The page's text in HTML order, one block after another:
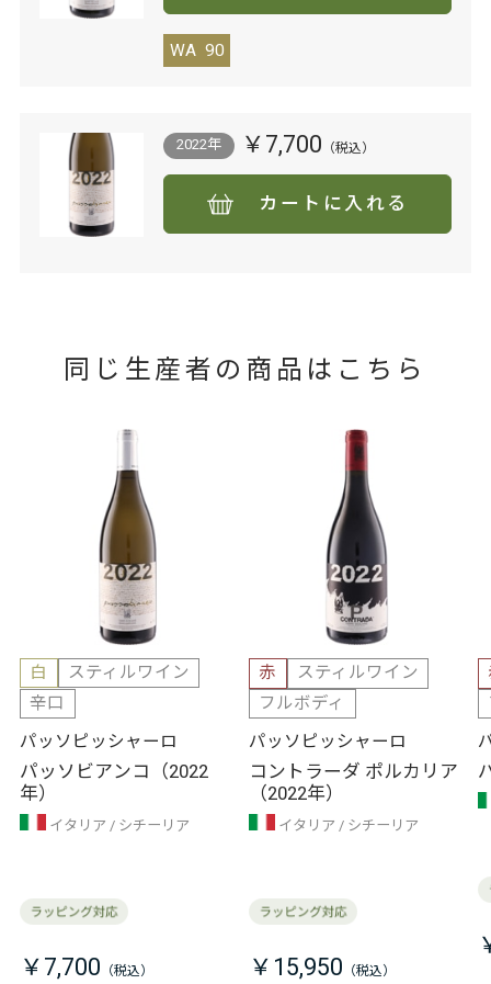
WA 90
2022年 ￥7,700
カートに入れる
同じ生産者の商品はこちら
白
スティルワイン
辛口
パッソピッシャーロ
パッソビアンコ（2022
年）
イタリア シチーリア
￥7,700
赤
スティルワイン
フルボディ
パッソピッシャーロ
コントラーダ ポルカリア
（2022年）
イタリア シチーリア
￥15,950